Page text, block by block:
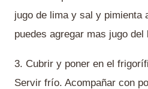
jugo de lima y sal y pimienta
puedes agregar mas jugo del
3. Cubrir y poner en el
Servir frío. Acompañar con